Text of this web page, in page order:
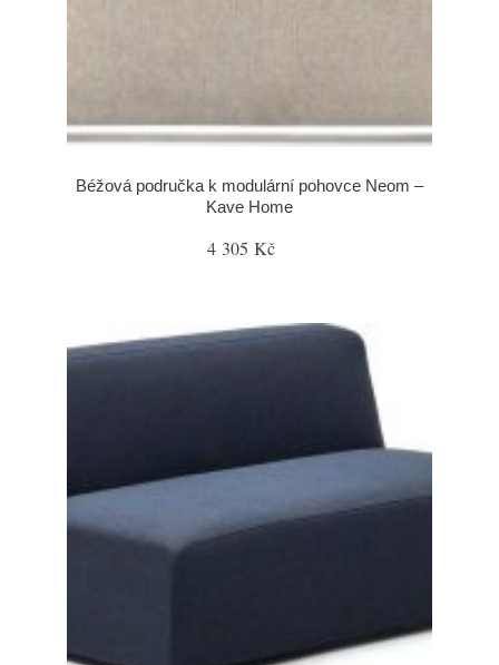
Béžová područka k modulární pohovce Neom –
Kave Home
4 305 Kč